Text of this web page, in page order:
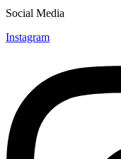
Social Media
Instagram